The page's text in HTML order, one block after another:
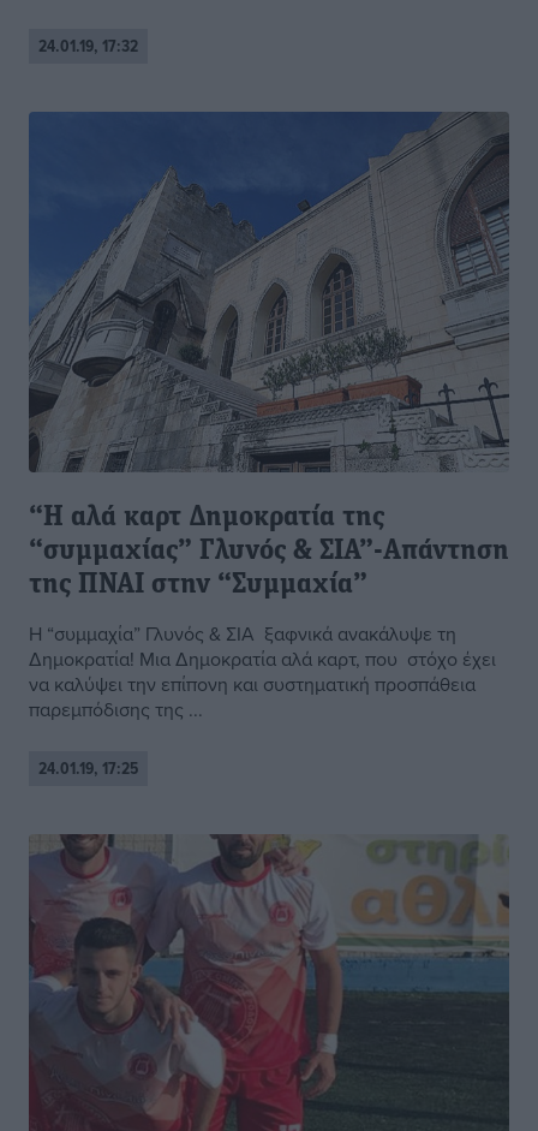
24.01.19, 17:32
“Η αλά καρτ Δημοκρατία της
“συμμαχίας” Γλυνός & ΣΙΑ”-Απάντηση
της ΠΝΑΙ στην “Συμμαχία”
Η “συμμαχία” Γλυνός & ΣΙΑ ξαφνικά ανακάλυψε τη
Δημοκρατία! Μια Δημοκρατία αλά καρτ, που στόχο έχει
να καλύψει την επίπονη και συστηματική προσπάθεια
παρεμπόδισης της ...
24.01.19, 17:25